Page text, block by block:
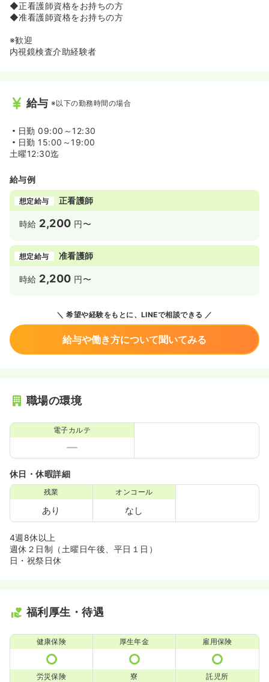
◆正看護師資格をお持ちの方
◆准看護師資格をお持ちの方
※歓迎
内視鏡検査介助経験者
給与 ※以下の勤務時間の場合
日勤 09:00～12:30
日勤 15:00～19:00
土曜12:30迄
給与例
想定給与 正看護師
時給 2,200 円〜
想定給与 准看護師
時給 2,200 円〜
希望や経験をもとに、LINEで相談できる
給与や働き方について聞いてみる
職場の環境
電子カルテ
休日・休暇詳細
残業
あり
オンコール
なし
4週8休以上
週休２日制（土曜日午後、平日１日）
日・祝祭日休
福利厚生・待遇
健康保険 厚生年金 雇用保険
労災保険 寮 託児所